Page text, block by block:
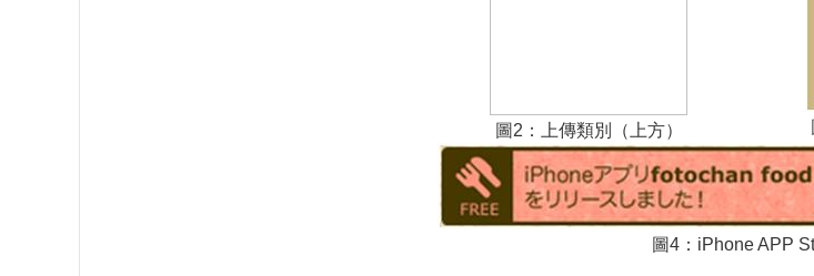
圖2：上傳類別（上方）
圖4：iPhone APP